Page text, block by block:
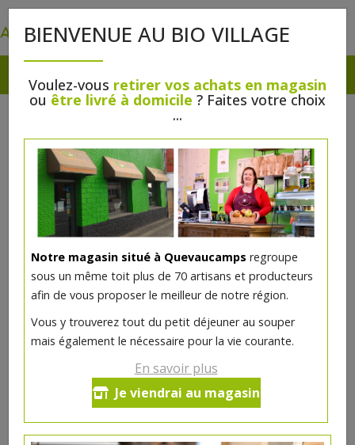
BIENVENUE AU BIO VILLAGE
Voulez-vous retirer vos achats en magasin
ou être livré à domicile ? Faites votre choix
...
Notre magasin situé à Quevaucamps regroupe
sous un même toit plus de 70 artisans et producteurs
afin de vous proposer le meilleur de notre région.
Vous y trouverez tout du petit déjeuner au souper
mais également le nécessaire pour la vie courante.
En savoir plus
Je viendrai au magasin
Pesto rouge marin bio 90g
4.96€/pc
Ce produit est indisponible pour le moment.